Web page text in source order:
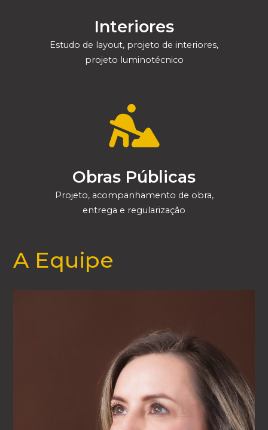
Interiores
Estudo de layout, projeto de interiores,
projeto luminotécnico
Obras Públicas
Projeto, acompanhamento de obra,
entrega e regularização
A Equipe